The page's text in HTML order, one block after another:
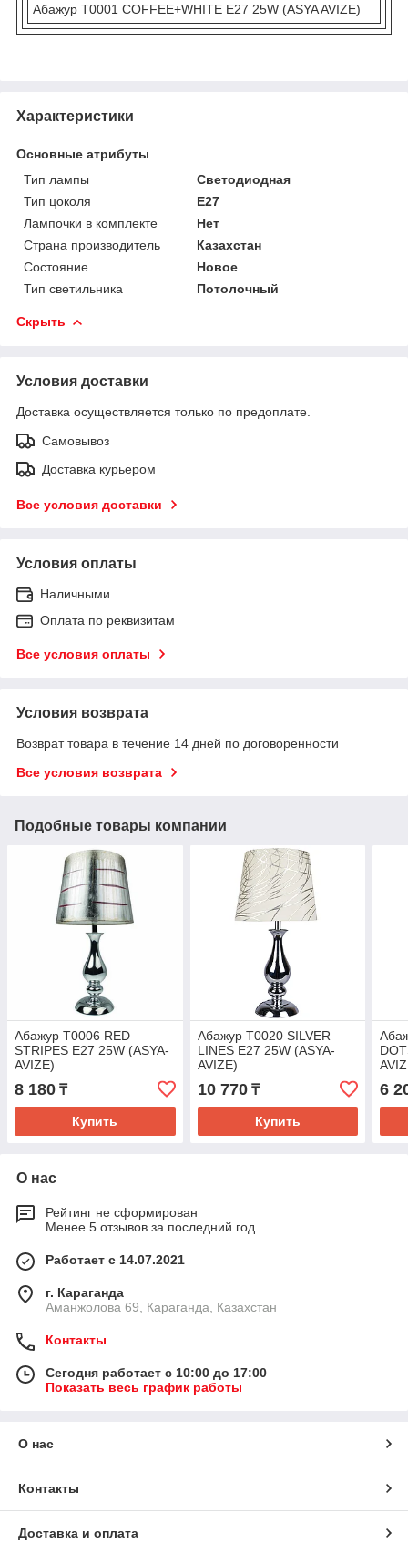
Абажур T0001 COFFEE+WHITE E27 25W (ASYA AVIZE)
Характеристики
Основные атрибуты
Тип лампы
Светодиодная
Тип цоколя
E27
Лампочки в комплекте
Нет
Страна производитель
Казахстан
Состояние
Новое
Тип светильника
Потолочный
Скрыть
Условия доставки
Доставка осуществляется только по предоплате.
Самовывоз
Доставка курьером
Все условия доставки
Условия оплаты
Наличными
Оплата по реквизитам
Все условия оплаты
Условия возврата
Возврат товара в течение 14 дней по договоренности
Все условия возврата
Подобные товары компании
Абажур T0006 RED
STRIPES E27 25W (ASYA-
AVIZE)
8 180 ₸
Купить
Абажур T0020 SILVER
LINES E27 25W (ASYA-
AVIZE)
10 770₸
Купить
6
О нас
Рейтинг не сформирован
Менее 5 отзывов за последний год
Работает с 14.07.2021
г. Караганда
Аманжолова 69, Караганда, Казахстан
Контакты
Сегодня работает с 10:00 до 17:00
Показать весь график работы
О нас
Контакты
Доставка и оплата